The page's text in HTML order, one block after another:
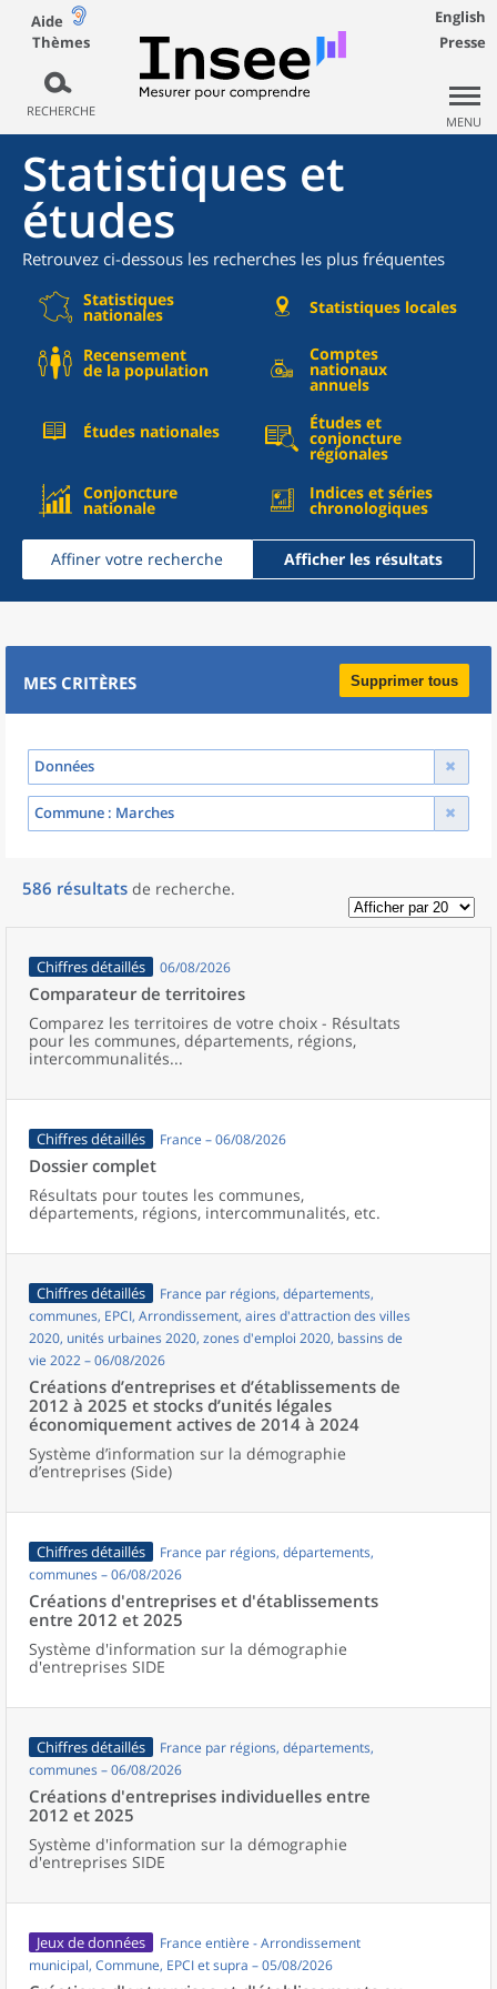
Aide
Thèmes
RECHERCHE
English
Presse
MENU
Statistiques et
études
Retrouvez ci-dessous les recherches les plus fréquentes
Statistiques
nationales Statistiques locales
Recensement
de la population
Comptes
nationaux
annuels
Études nationales Études et
conjoncture
régionales
Conjoncture
nationale
Indices et séries
chronologiques
Affiner votre recherche Afficher les résultats
MES CRITÈRES Supprimer tous
Données
Commune : Marches
586 résultats de recherche.
Chiffres détaillés 06/08/2026
Comparateur de territoires
Comparez les territoires de votre choix - Résultats
pour les communes, départements, régions,
intercommunalités...
Chiffres détaillés France – 06/08/2026
Dossier complet
Résultats pour toutes les communes,
départements, régions, intercommunalités, etc.
Chiffres détaillés
France par régions, départements,
communes, EPCI, Arrondissement, aires d'attraction des villes
2020, unités urbaines 2020, zones d'emploi 2020, bassins de
vie 2022 – 06/08/2026
Créations d’entreprises et d’établissements de
2012 à 2025 et stocks d’unités légales
économiquement actives de 2014 à 2024
Système d’information sur la démographie
d’entreprises (Side)
Chiffres détaillés
France par régions, départements,
communes – 06/08/2026
Créations d'entreprises et d'établissements
entre 2012 et 2025
Système d'information sur la démographie
d'entreprises SIDE
Chiffres détaillés
France par régions, départements,
communes – 06/08/2026
Créations d'entreprises individuelles entre
2012 et 2025
Système d'information sur la démographie
d'entreprises SIDE
Jeux de données
France entière - Arrondissement
municipal, Commune, EPCI et supra – 05/08/2026